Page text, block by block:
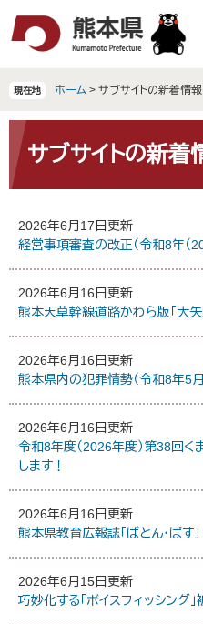
で
ば
現在地 ホーム > サブサイトの新着情報
文 サブサイトの新着
2026年6月17日更新
経営事項審査の改正（令和8年（
2026年6月16日更新
熊本天草幹線道路かわら版「大矢
2026年6月16日更新
熊本県内の犯罪情勢（令和8年5月
2026年6月16日更新
令和8年度（2026年度）第38回
します！
2026年6月16日更新
熊本県教育広報誌「ばとん・ぱす」
2026年6月15日更新
巧妙化する「ボイスフィッシング